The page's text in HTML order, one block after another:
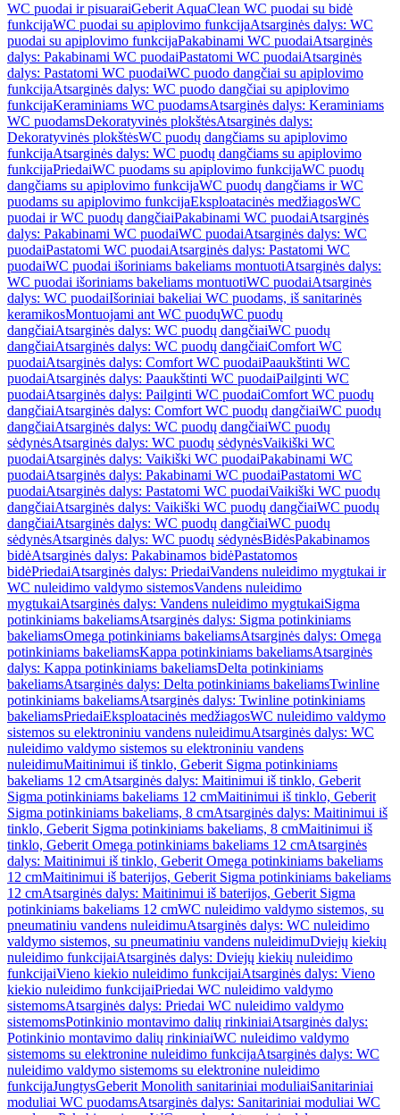
WC puodai ir pisuaraiGeberit AquaClean WC puodai su bidė
funkcijaWC puodai su apiplovimo funkcijaAtsarginės dalys: WC
puodai su apiplovimo funkcijaPakabinami WC puodaiAtsarginės
dalys: Pakabinami WC puodaiPastatomi WC puodaiAtsarginės
dalys: Pastatomi WC puodaiWC puodo dangčiai su apiplovimo
funkcijaAtsarginės dalys: WC puodo dangčiai su apiplovimo
funkcijaKeraminiams WC puodamsAtsarginės dalys: Keraminiams
WC puodamsDekoratyvinės plokštėsAtsarginės dalys:
Dekoratyvinės plokštėsWC puodų dangčiams su apiplovimo
funkcijaAtsarginės dalys: WC puodų dangčiams su apiplovimo
funkcijaPriedaiWC puodams su apiplovimo funkcijaWC puodų
dangčiams su apiplovimo funkcijaWC puodų dangčiams ir WC
puodams su apiplovimo funkcijaEksploatacinės medžiagosWC
puodai ir WC puodų dangčiaiPakabinami WC puodaiAtsarginės
dalys: Pakabinami WC puodaiWC puodaiAtsarginės dalys: WC
puodaiPastatomi WC puodaiAtsarginės dalys: Pastatomi WC
puodaiWC puodai išoriniams bakeliams montuotiAtsarginės dalys:
WC puodai išoriniams bakeliams montuotiWC puodaiAtsarginės
dalys: WC puodaiIšoriniai bakeliai WC puodams, iš sanitarinės
keramikosMontuojami ant WC puodųWC puodų
dangčiaiAtsarginės dalys: WC puodų dangčiaiWC puodų
dangčiaiAtsarginės dalys: WC puodų dangčiaiComfort WC
puodaiAtsarginės dalys: Comfort WC puodaiPaaukštinti WC
puodaiAtsarginės dalys: Paaukštinti WC puodaiPailginti WC
puodaiAtsarginės dalys: Pailginti WC puodaiComfort WC puodų
dangčiaiAtsarginės dalys: Comfort WC puodų dangčiaiWC puodų
dangčiaiAtsarginės dalys: WC puodų dangčiaiWC puodų
sėdynėsAtsarginės dalys: WC puodų sėdynėsVaikiški WC
puodaiAtsarginės dalys: Vaikiški WC puodaiPakabinami WC
puodaiAtsarginės dalys: Pakabinami WC puodaiPastatomi WC
puodaiAtsarginės dalys: Pastatomi WC puodaiVaikiški WC puodų
dangčiaiAtsarginės dalys: Vaikiški WC puodų dangčiaiWC puodų
dangčiaiAtsarginės dalys: WC puodų dangčiaiWC puodų
sėdynėsAtsarginės dalys: WC puodų sėdynėsBidėsPakabinamos
bidėAtsarginės dalys: Pakabinamos bidėPastatomos
bidėPriedaiAtsarginės dalys: PriedaiVandens nuleidimo mygtukai ir
WC nuleidimo valdymo sistemosVandens nuleidimo
mygtukaiAtsarginės dalys: Vandens nuleidimo mygtukaiSigma
potinkiniams bakeliamsAtsarginės dalys: Sigma potinkiniams
bakeliamsOmega potinkiniams bakeliamsAtsarginės dalys: Omega
potinkiniams bakeliamsKappa potinkiniams bakeliamsAtsarginės
dalys: Kappa potinkiniams bakeliamsDelta potinkiniams
bakeliamsAtsarginės dalys: Delta potinkiniams bakeliamsTwinline
potinkiniams bakeliamsAtsarginės dalys: Twinline potinkiniams
bakeliamsPriedaiEksploatacinės medžiagosWC nuleidimo valdymo
sistemos su elektroniniu vandens nuleidimuAtsarginės dalys: WC
nuleidimo valdymo sistemos su elektroniniu vandens
nuleidimuMaitinimui iš tinklo, Geberit Sigma potinkiniams
bakeliams 12 cmAtsarginės dalys: Maitinimui iš tinklo, Geberit
Sigma potinkiniams bakeliams 12 cmMaitinimui iš tinklo, Geberit
Sigma potinkiniams bakeliams, 8 cmAtsarginės dalys: Maitinimui iš
tinklo, Geberit Sigma potinkiniams bakeliams, 8 cmMaitinimui iš
tinklo, Geberit Omega potinkiniams bakeliams 12 cmAtsarginės
dalys: Maitinimui iš tinklo, Geberit Omega potinkiniams bakeliams
12 cmMaitinimui iš baterijos, Geberit Sigma potinkiniams bakeliams
12 cmAtsarginės dalys: Maitinimui iš baterijos, Geberit Sigma
potinkiniams bakeliams 12 cmWC nuleidimo valdymo sistemos, su
pneumatiniu vandens nuleidimuAtsarginės dalys: WC nuleidimo
valdymo sistemos, su pneumatiniu vandens nuleidimuDviejų kiekių
nuleidimo funkcijaiAtsarginės dalys: Dviejų kiekių nuleidimo
funkcijaiVieno kiekio nuleidimo funkcijaiAtsarginės dalys: Vieno
kiekio nuleidimo funkcijaiPriedai WC nuleidimo valdymo
sistemomsAtsarginės dalys: Priedai WC nuleidimo valdymo
sistemomsPotinkinio montavimo dalių rinkiniaiAtsarginės dalys:
Potinkinio montavimo dalių rinkiniaiWC nuleidimo valdymo
sistemoms su elektronine nuleidimo funkcijaAtsarginės dalys: WC
nuleidimo valdymo sistemoms su elektronine nuleidimo
funkcijaJungtysGeberit Monolith sanitariniai moduliaiSanitariniai
moduliai WC puodamsAtsarginės dalys: Sanitariniai moduliai WC